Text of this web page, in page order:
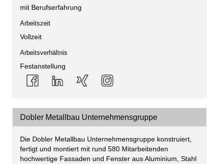
mit Berufserfahrung
Arbeitszeit
Vollzeit
Arbeitsverhältnis
Festanstellung
Dobler Metallbau Unternehmensgruppe
Die Dobler Metallbau Unternehmensgruppe konstruiert,
fertigt und montiert mit rund 580 Mitarbeitenden
hochwertige Fassaden und Fenster aus Aluminium, Stahl